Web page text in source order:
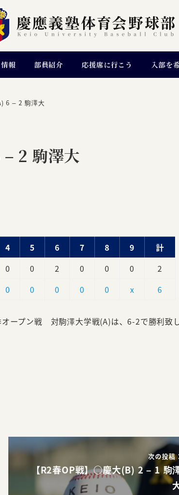
報 部員紹介 応援席に行こう 入部を
6 – 2 駒澤大
2 駒澤大
4 5 6 7 8 9
計
0 0 2 0 0 0
2
0 0 0 0 0 x 6
ープン戦 対駒澤大学戦(A)は、6-2で勝利致
次の投稿
【R2春OP戦】○慶大(B) 2 – 1 駒